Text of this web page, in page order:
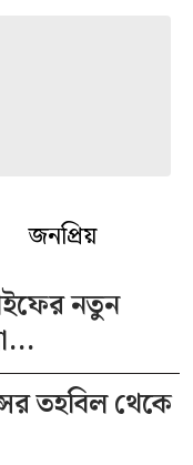
জনপ্রিয়
নতুন
তহবিল থেকে